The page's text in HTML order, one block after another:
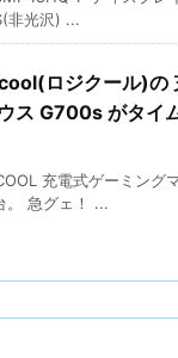
非光沢) ...
ロジクール)の
ス G700s がタイ
充電式ゲーミング
。 急グェ！ ...